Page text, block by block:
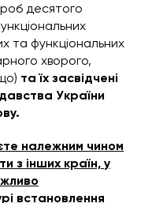
десятого
та функціональних
хворого,
та їх засвідчені
України
належним чином
з інших країн, у
встановлення